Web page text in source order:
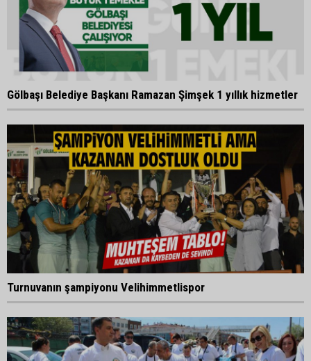
Gölbaşı Belediye Başkanı Ramazan Şimşek 1 yıllık hizmetler
Turnuvanın şampiyonu Velihimmetlispor